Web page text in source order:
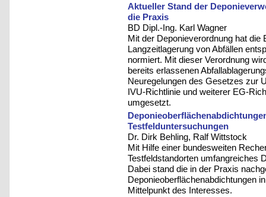
Aktueller Stand der
die Praxis
BD Dipl.-Ing. Karl Wagner
Mit der Deponieverordnung hat die
Langzeitlagerung von Abfällen
normiert. Mit dieser Verordnung
bereits erlassenen
Neuregelungen des Gesetzes zur
IVU-Richtlinie und weiterer EG-
umgesetzt.
Testfelduntersuchungen
Dr. Dirk Behling, Ralf Wittstock
Mit Hilfe einer bundesweiten
Testfeldstandorten umfangreiches
Dabei stand die in der Praxis
Deponieoberflächenabdichtungen
Mittelpunkt des Interesses.